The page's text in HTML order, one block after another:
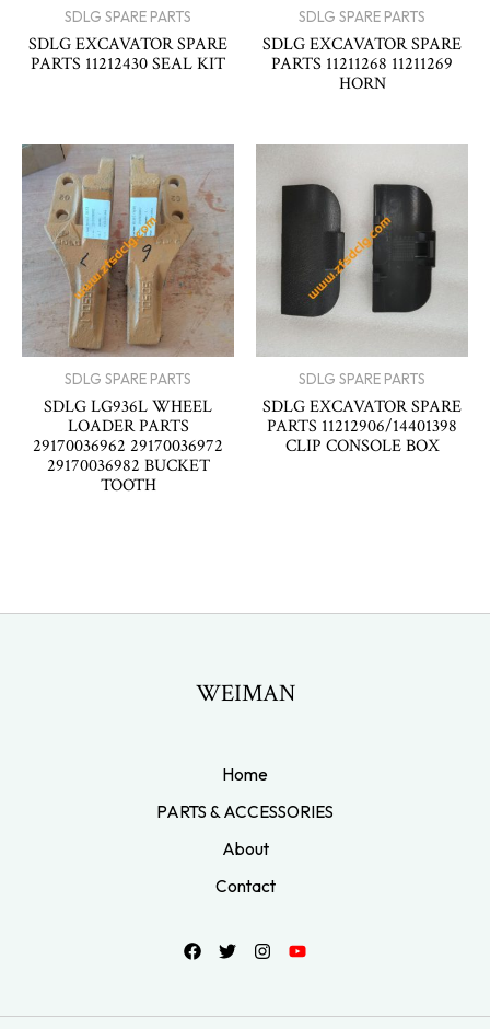
SDLG SPARE PARTS
SDLG EXCAVATOR SPARE
PARTS 11212430 SEAL KIT
SDLG SPARE PARTS
SDLG EXCAVATOR SPARE
PARTS 11211268 11211269
HORN
SDLG SPARE PARTS
SDLG LG936L WHEEL
LOADER PARTS
29170036962 29170036972
29170036982 BUCKET
TOOTH
SDLG SPARE PARTS
SDLG EXCAVATOR SPARE
PARTS 11212906/14401398
CLIP CONSOLE BOX
WEIMAN
Home
PARTS & ACCESSORIES
About
Contact